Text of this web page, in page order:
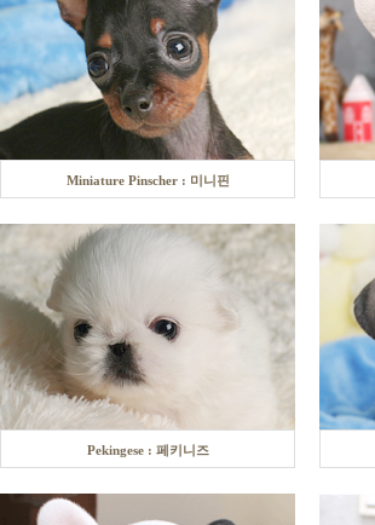
Miniature Pinscher : 미니핀
Pekingese : 페키니즈